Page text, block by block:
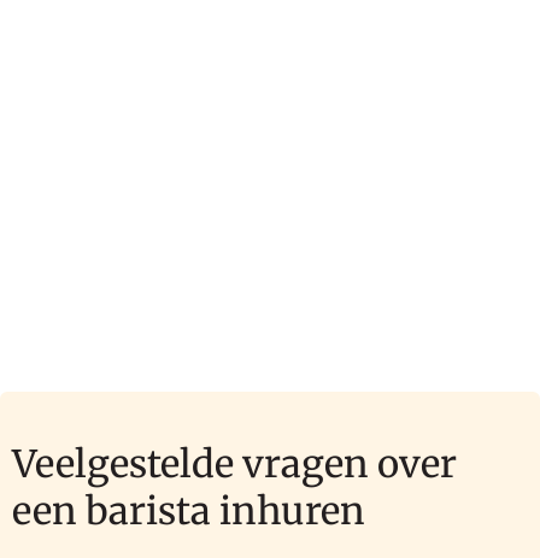
Veelgestelde vragen over
een barista inhuren